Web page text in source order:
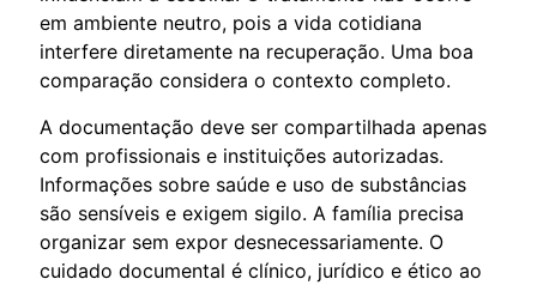
em ambiente neutro, pois a vida cotidiana
interfere diretamente na recuperação. Uma boa
comparação considera o contexto completo.
A documentação deve ser compartilhada apenas
com profissionais e instituições autorizadas.
Informações sobre saúde e uso de substâncias
são sensíveis e exigem sigilo. A família precisa
organizar sem expor desnecessariamente. O
cuidado documental é clínico, jurídico e ético ao